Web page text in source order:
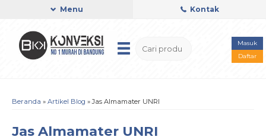
Menu Kontak
Masuk
Daftar
Beranda » Artikel Blog » Jas Almamater UNRI
Jas Almamater UNRI